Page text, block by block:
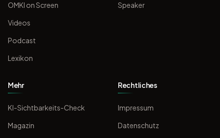
OMKI on Screen
Videos
Podcast
Lexikon
Speaker
Mehr
KI-Sichtbarkeits-Check
Magazin
Rechtliches
Impressum
Datenschutz